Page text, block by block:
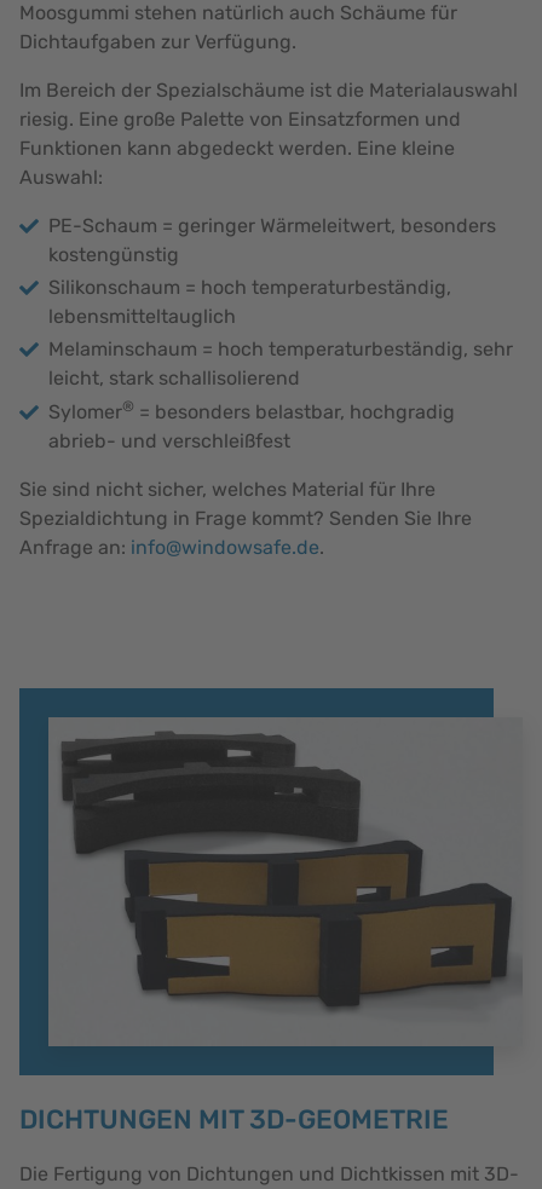
Moosgummi stehen natürlich auch Schäume für
Dichtaufgaben zur Verfügung.
Im Bereich der Spezialschäume ist die Materialauswahl
riesig. Eine große Palette von Einsatzformen und
Funktionen kann abgedeckt werden. Eine kleine
Auswahl:
PE-Schaum = geringer Wärmeleitwert, besonders
kostengünstig
Silikonschaum = hoch temperaturbeständig,
lebensmitteltauglich
Melaminschaum = hoch temperaturbeständig, sehr
leicht, stark schallisolierend
Sylomer® = besonders belastbar, hochgradig
abrieb- und verschleißfest
Sie sind nicht sicher, welches Material für Ihre
Spezialdichtung in Frage kommt? Senden Sie Ihre
Anfrage an: info@windowsafe.de.
DICHTUNGEN MIT 3D-GEOMETRIE
Die Fertigung von Dichtungen und Dichtkissen mit 3D-